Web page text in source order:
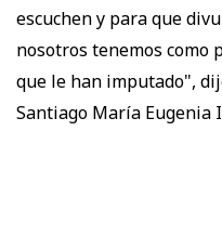
escuchen y para que
nosotros tenemos como
que le han imputado",
Santiago María Eugenia